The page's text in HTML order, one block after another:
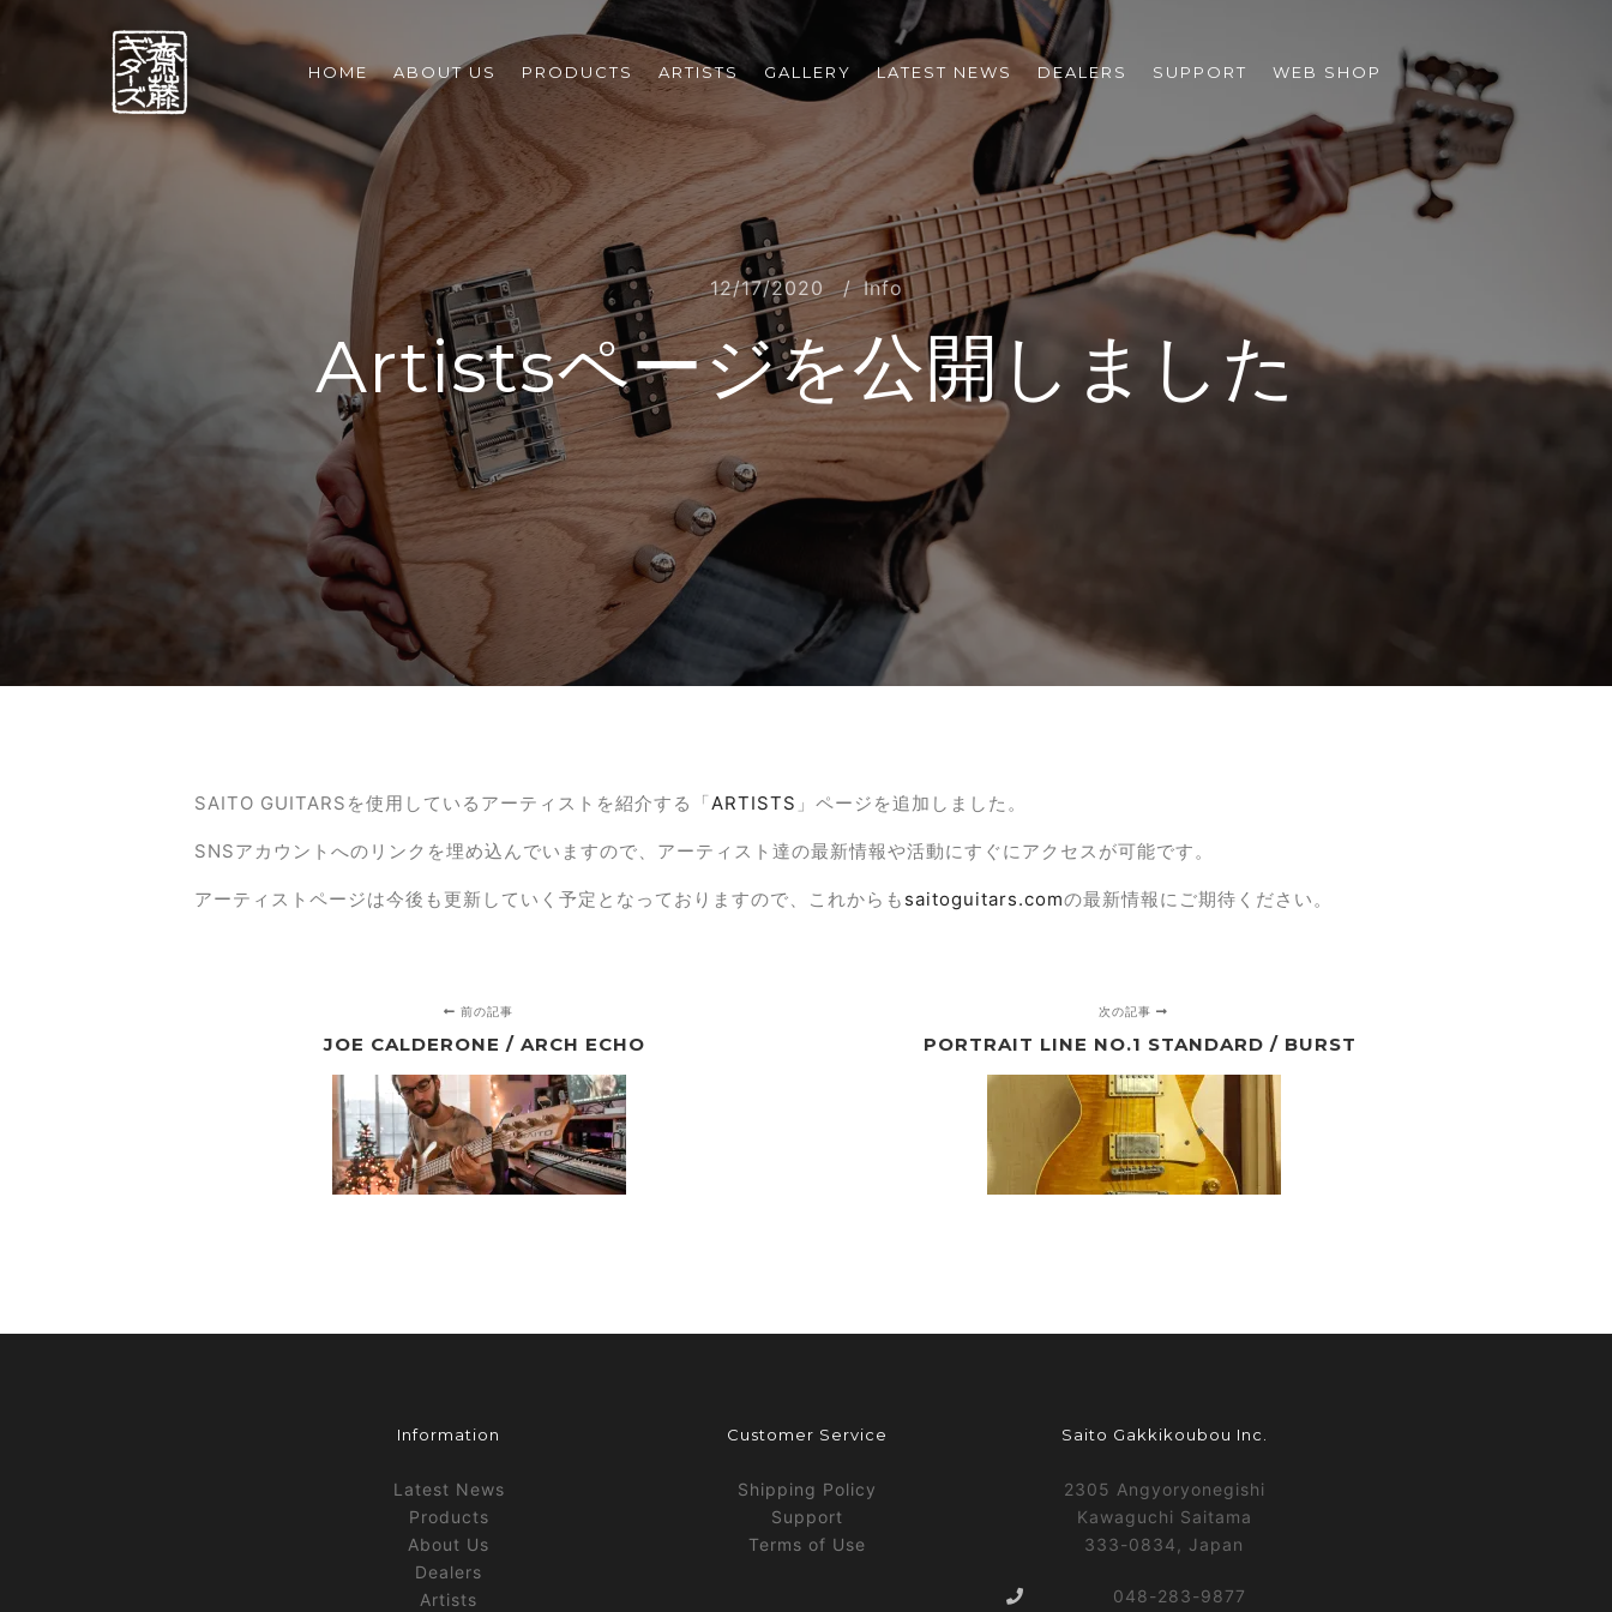
HOME ABOUT US PRODUCTS ARTISTS GALLERY LATEST NEWS DEALERS SUPPORT WEB SHOP
12/17/2020 Info
Artistsページを公開しました
SAITO GUITARSを使用しているアーティストを紹介する「ARTISTS 」ページを追加しました。
SNSアカウントへのリンクを埋め込んでいますので、アーティスト達の最新情報や活動にすぐにアクセスが可能です。
アーティストページは今後も更新していく予定となっておりますので、これからも saitoguitars.comの最新情報にご期待ください。
前の記事
JOE CALDERONE / ARCH ECHO
次の記事
PORTRAIT LINE NO.1 STANDARD / BURST
Information
Latest News
Products
About Us
Dealers
Artists
Customer Service
Shipping Policy
Support
Terms of Use
Saito Gakkikoubou Inc.
2305 Angyoryonegishi
Kawaguchi Saitama
333-0834, Japan
048-283-9877